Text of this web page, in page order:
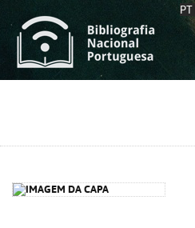
PT